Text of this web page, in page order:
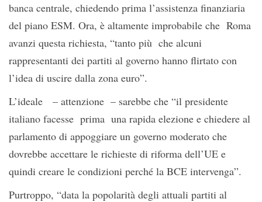
banca centrale, chiedendo prima l’assistenza finanziaria
del piano ESM. Ora, è altamente improbabile che Roma
avanzi questa richiesta, “tanto più che alcuni
rappresentanti dei partiti al governo hanno flirtato con
l’idea di uscire dalla zona euro”.
L’ideale – attenzione – sarebbe che “il presidente
italiano facesse prima una rapida elezione e chiedere al
parlamento di appoggiare un governo moderato che
dovrebbe accettare le richieste di riforma dell’UE e
quindi creare le condizioni perché la BCE intervenga”.
Purtroppo, “data la popolarità degli attuali partiti al